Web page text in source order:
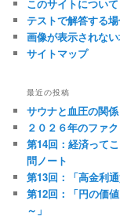
このサイトについて
テストで解答する
画像が表示されな
サイトマップ
最近の投稿
サウナと血圧の関
２０２６年のファ
第14回：経済って
問ノート
第13回：「高金利
第12回：「円の価
～」